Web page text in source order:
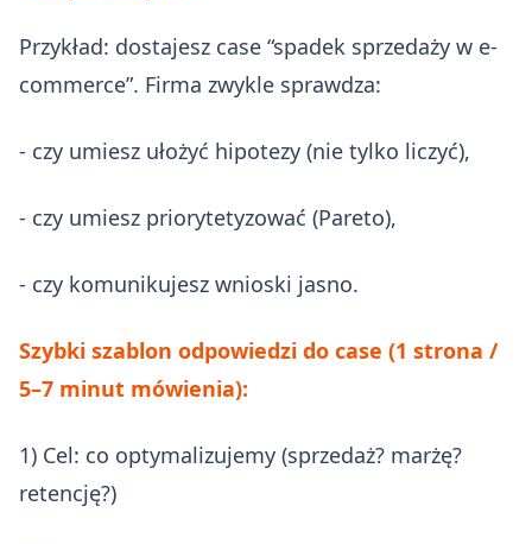
Przykład: dostajesz case “spadek sprzedaży w e-
commerce”. Firma zwykle sprawdza:
- czy umiesz ułożyć hipotezy (nie tylko liczyć),
- czy umiesz priorytetyzować (Pareto),
- czy komunikujesz wnioski jasno.
Szybki szablon odpowiedzi do case (1 strona /
5–7 minut mówienia):
1) Cel: co optymalizujemy (sprzedaż? marżę?
retencję?)